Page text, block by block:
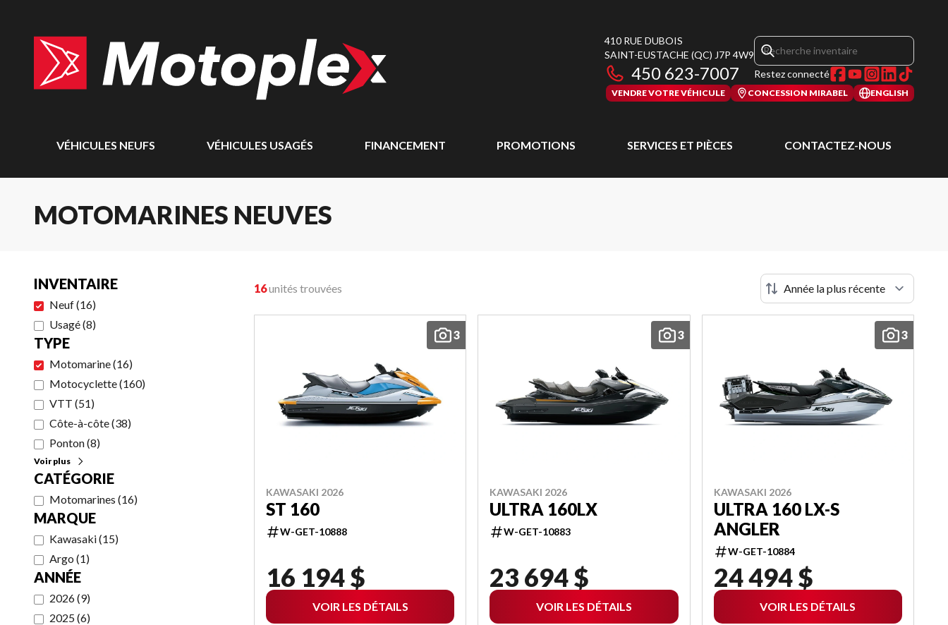
410 RUE DUBOIS
SAINT-EUSTACHE (QC) J7P 4W9
450 623-7007 Restez connecté
VENDRE VOTRE VÉHICULE CONCESSION MIRABEL ENGLISH
VÉHICULES NEUFS VÉHICULES USAGÉS FINANCEMENT PROMOTIONS SERVICES ET PIÈCES CONTACTEZ-NOUS
MOTOMARINES NEUVES
INVENTAIRE
Neuf(16)
Usagé(8)
TYPE
Motomarine(16)
Motocyclette(160)
VTT (51)
Côte-à-côte(38)
Ponton(8)
Voir plus
CATÉGORIE
Motomarines (16)
MARQUE
Kawasaki(15)
Argo (1)
ANNÉE
2026(9)
2025(6)
16unités trouvées
3
KAWASAKI 2026
ST 160
W-GET-10888
16 194 $
VOIR LES DÉTAILS
3
KAWASAKI 2026
ULTRA 160LX
W-GET-10883
23 694 $
VOIR LES DÉTAILS
3
KAWASAKI 2026
ULTRA 160 LX-S
ANGLER
W-GET-10884
24 494 $
VOIR LES DÉTAILS